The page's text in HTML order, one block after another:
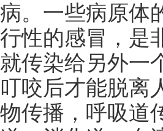
病。一些病原体
行性的感冒，是
就传染给另外一
叮咬后才能脱离
物传播，呼吸道